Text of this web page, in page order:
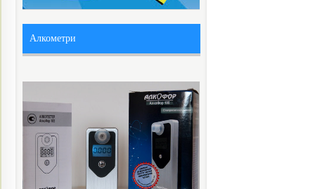
Алкометри